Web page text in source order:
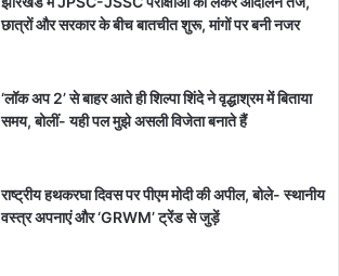
छात्रों और सरकार के बीच बातचीत शुरू, मांगों पर बनी नजर
‘लॉक अप 2’ से बाहर आते ही शिल्पा शिंदे ने वृद्धाश्रम में बिताया
समय, बोलीं- यही पल मुझे असली विजेता बनाते हैं
राष्ट्रीय हथकरघा दिवस पर पीएम मोदी की अपील, बोले- स्थानीय
वस्त्र अपनाएं और ‘GRWM’ ट्रेंड से जुड़ें